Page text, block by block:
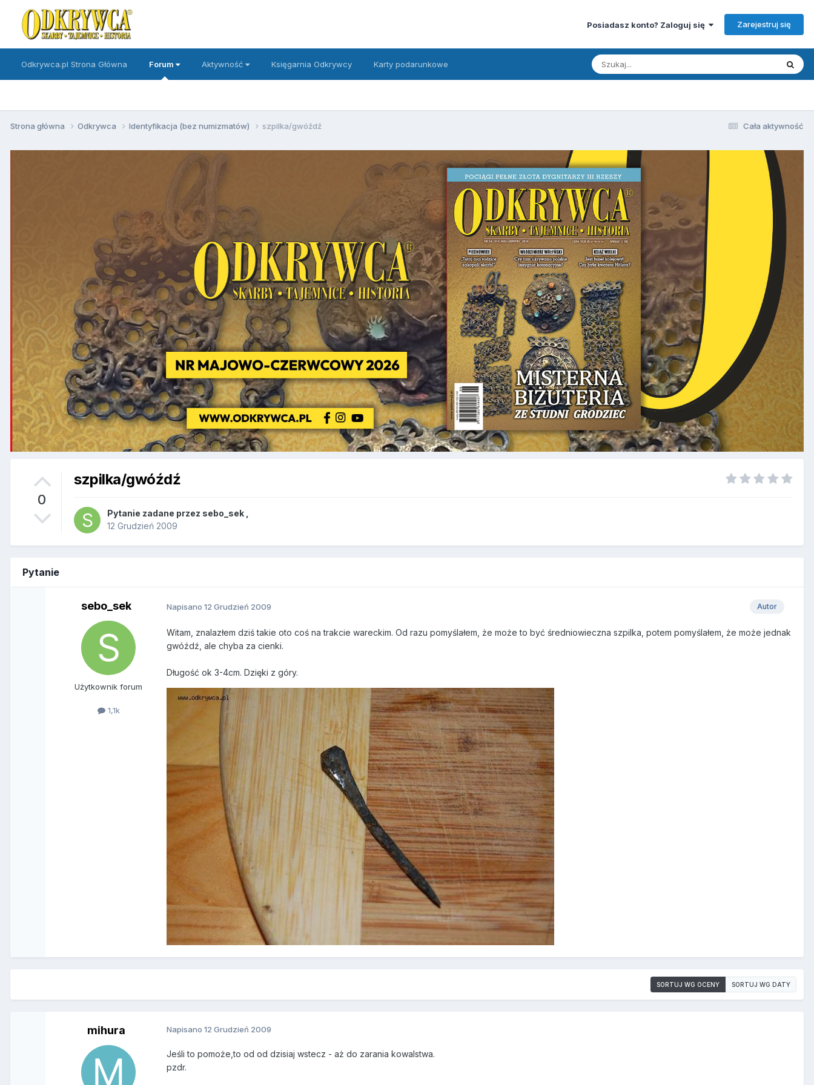
Posiadasz konto? Zaloguj się Zarejestruj się
Odkrywca.pl Strona Główna Forum Aktywność Księgarnia Odkrywcy Karty podarunkowe
Cała aktywność
Strona główna Odkrywca Identyfikacja (bez numizmatów) szpilka/gwóźdź
0
szpilka/gwóźdź
Pytanie zadane przez sebo_sek
12 Grudzień 2009
Pytanie
sebo_sek
Użytkownik forum
1,1k
Autor
Napisano12 Grudzień 2009
Witam, znalazłem dziś takie oto coś na trakcie wareckim. Od razu pomyślałem, że może to być średniowieczna szpilka, potem pomyślałem, że może jednak
gwóźdź, ale chyba za cienki.
Długość ok 3-4cm. Dzięki z góry.
SORTUJ WG OCENY SORTUJ WG DATY
mihura Napisano12 Grudzień 2009
Jeśli to pomoże,to od od dzisiaj wstecz - aż do zarania kowalstwa.
pzdr.